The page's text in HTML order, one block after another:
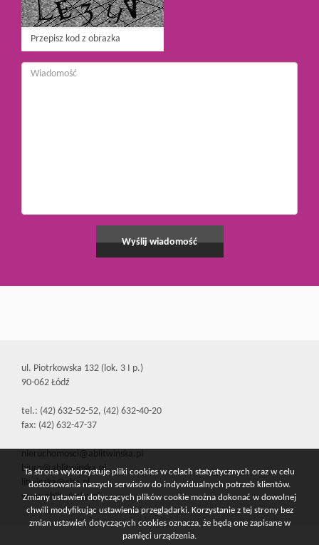
ul. Piotrkowska 132 (lok. 3 I p.)
90-062 Łódź
tel.: (42) 632-52-52, (42) 632-40-20
fax: (42) 632-47-37
nieruchomosci@ablitwinska.pl
biuro@ablitwinska.pl
litwinska@cbn.pl
www.ablitwinska.pl
Ta strona wykorzystuje pliki cookies w celach statystycznych oraz w celu
dostosowania naszych serwisów do indywidualnych potrzeb klientów.
Zmiany ustawień dotyczących plików cookie można dokonać w dowolnej
chwili modyfikując ustawienia przeglądarki. Korzystanie z tej strony bez
zmian ustawień dotyczących cookies oznacza, że będą one zapisane w
pamięci urządzenia.